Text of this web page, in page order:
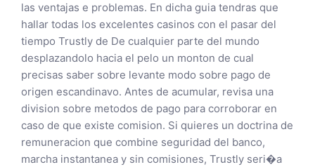
las ventajas e problemas. En dicha guia tendras que
hallar todas los excelentes casinos con el pasar del
tiempo Trustly de De cualquier parte del mundo
desplazandolo hacia el pelo un monton de cual
precisas saber sobre levante modo sobre pago de
origen escandinavo. Antes de acumular, revisa una
division sobre metodos de pago para corroborar en
caso de que existe comision. Si quieres un doctrina de
remuneracion que combine seguridad del banco,
marcha instantanea y sin comisiones, Trustly seri�a